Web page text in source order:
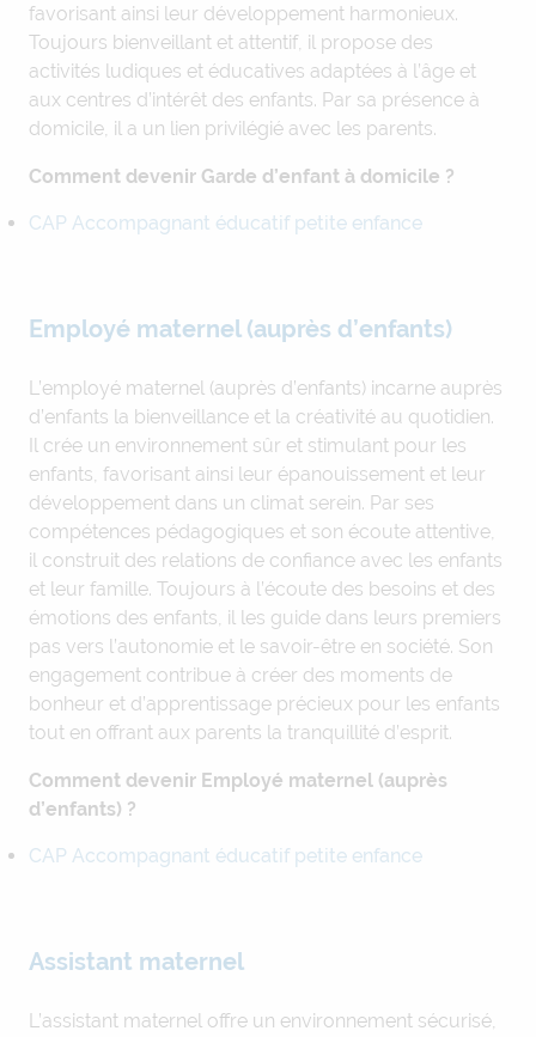
favorisant ainsi leur développement harmonieux.
Toujours bienveillant et attentif, il propose des
activités ludiques et éducatives adaptées à l’âge et
aux centres d’intérêt des enfants. Par sa présence à
domicile, il a un lien privilégié avec les parents.
Comment devenir Garde d’enfant à domicile ?
CAP Accompagnant éducatif petite enfance
Employé maternel (auprès d’enfants)
L’employé maternel (auprès d’enfants) incarne auprès
d’enfants la bienveillance et la créativité au quotidien.
Il crée un environnement sûr et stimulant pour les
enfants, favorisant ainsi leur épanouissement et leur
développement dans un climat serein. Par ses
compétences pédagogiques et son écoute attentive,
il construit des relations de confiance avec les enfants
et leur famille. Toujours à l’écoute des besoins et des
émotions des enfants, il les guide dans leurs premiers
pas vers l’autonomie et le savoir-être en société. Son
engagement contribue à créer des moments de
bonheur et d’apprentissage précieux pour les enfants
tout en offrant aux parents la tranquillité d’esprit.
Comment devenir Employé maternel (auprès
d’enfants) ?
CAP Accompagnant éducatif petite enfance
Assistant maternel
L’assistant maternel offre un environnement sécurisé,